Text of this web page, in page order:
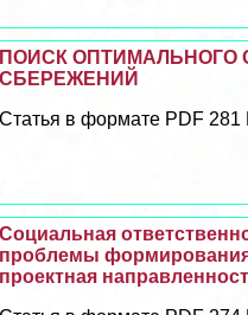
ПОИСК ОПТИМАЛЬНОГО
СБЕРЕЖЕНИЙ
Статья в формате PDF 281
Социальная
проблемы
проектная